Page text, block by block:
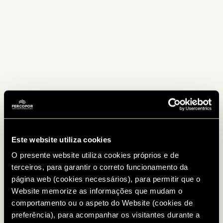
Este website utiliza cookies
O presente website utiliza cookies próprios e de
terceiros, para garantir o correto funcionamento da
página web (cookies necessários), para permitir que o
Website memorize as informações que mudam o
comportamento ou o aspeto do Website (cookies de
preferência), para acompanhar os visitantes durante a